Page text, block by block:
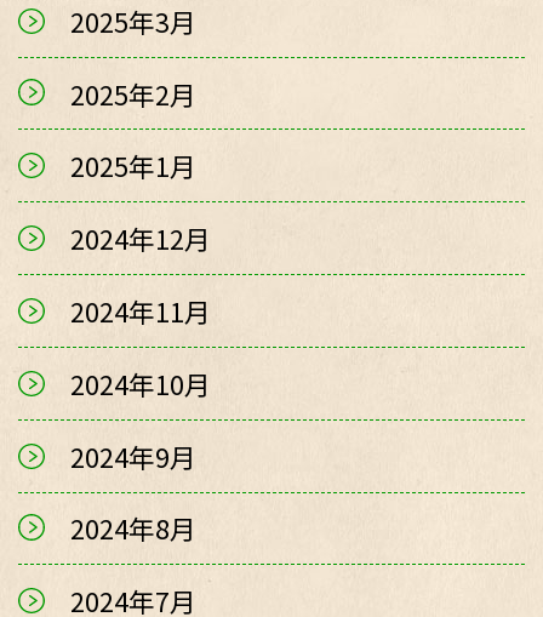
2025年3月
2025年2月
2025年1月
2024年12月
2024年11月
2024年10月
2024年9月
2024年8月
2024年7月